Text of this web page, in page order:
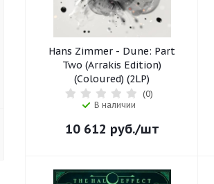
Hans Zimmer - Dune: Part
Two (Arrakis Edition)
(Coloured) (2LP)
(0)
В наличии
10 612 руб./шт